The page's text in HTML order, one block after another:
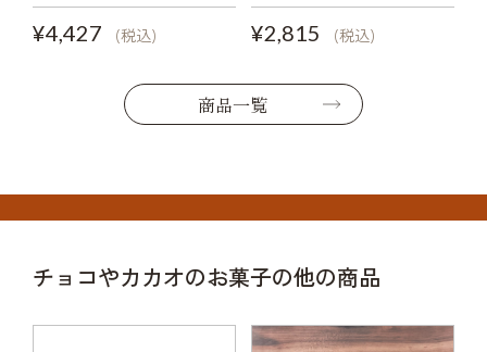
¥4,427
(税込)
¥2,815
(税込)
商品一覧
チョコやカカオのお菓子の他の商品